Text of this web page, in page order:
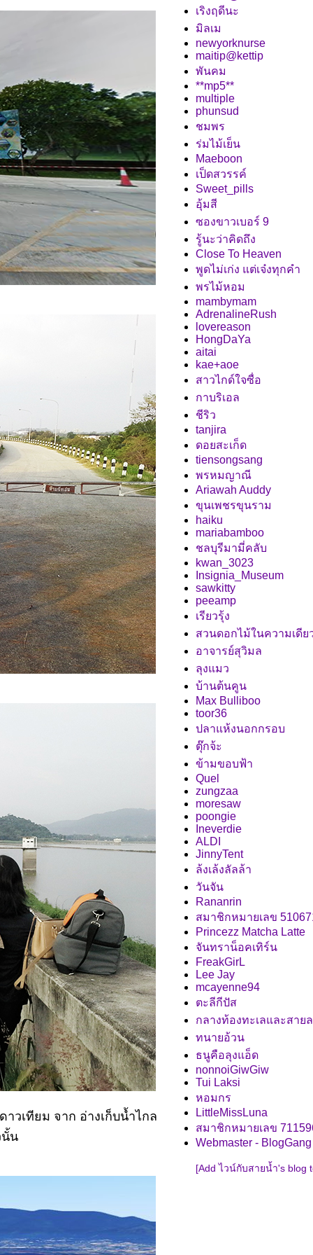
วเทียม จาก อ่างเก็บน้ำไกล
นั้น
เริงฤดีนะ
มิลเม
newyorknurse
maitip@kettip
พันคม
**mp5**
multiple
phunsud
ชมพร
ร่มไม้เย็น
Maeboon
เป็ดสวรรค์
Sweet_pills
อุ้มสี
ซองขาวเบอร์ 9
รู้นะว่าคิดถึง
Close To Heaven
พูดไม่เก่ง แต่เจ๋งทุกคำ
พรไม้หอม
mambymam
AdrenalineRush
lovereason
HongDaYa
aitai
kae+aoe
สาวไกด์ใจซื่อ
กาบริเอล
ชีริว
tanjira
ดอยสะเก็ด
tiensongsang
พรหมญาณี
Ariawah Auddy
ขุนเพชรขุนราม
haiku
mariabamboo
ชลบุรีมามี่คลับ
kwan_3023
Insignia_Museum
sawkitty
peeamp
เรียวรุ้ง
สวนดอกไม้ในความเดีย
อาจารย์สุวิมล
ลุงแมว
บ้านต้นคูน
Max Bulliboo
toor36
ปลาแห้งนอกกรอบ
ตุ๊กจ้ะ
ข้ามขอบฟ้า
Quel
zungzaa
moresaw
poongie
Ineverdie
ALDI
JinnyTent
ล้งเล้งลัลล้า
วันจัน
Rananrin
สมาชิกหมายเลข
Princezz Matcha Latte
จันทราน็อคเทิร์น
FreakGirL
Lee Jay
mcayenne94
ตะลีกีปัส
กลางท้องทะเลและสาย
ทนายอ้วน
ธนูคือลุงแอ็ด
nonnoiGiwGiw
Tui Laksi
หอมกร
LittleMissLuna
สมาชิกหมายเลข
Webmaster - BlogGang
[Add ไวน์กับสายน้ำ's blog